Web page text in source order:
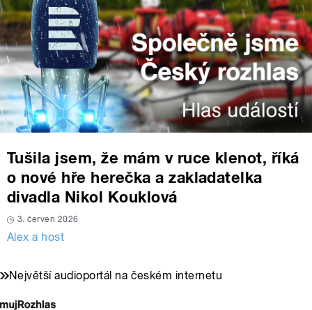
Tušila jsem, že mám v ruce klenot, říká
o nové hře herečka a zakladatelka
divadla Nikol Kouklová
3. červen 2026
Alex a host
Největší audioportál na českém internetu